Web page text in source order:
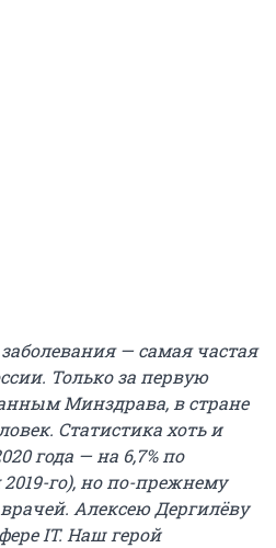
— самая частая
Только за первую
Минздрава, в стране
Статистика хоть и
года — на 6,7% по
го), но по-прежнему
Алексею Дергилёву
IT. Наш герой